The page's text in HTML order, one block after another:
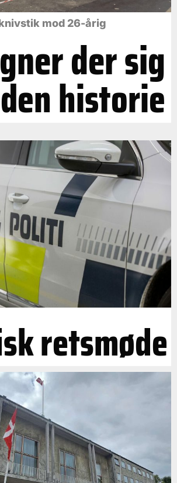
mod 26-årig
der sig
historie
retsmøde